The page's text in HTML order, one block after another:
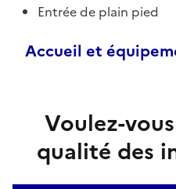
Entrée de plain pied
Accueil et
Voulez-
qualité des